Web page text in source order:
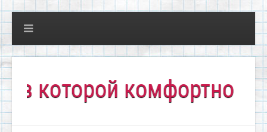
комфортно всем!"